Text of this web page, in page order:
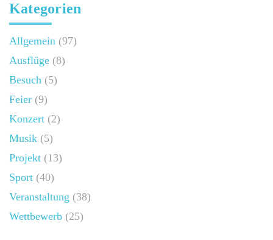
Kategorien
Allgemein (97)
Ausflüge (8)
Besuch (5)
Feier (9)
Konzert (2)
Musik (5)
Projekt (13)
Sport (40)
Veranstaltung (38)
Wettbewerb (25)